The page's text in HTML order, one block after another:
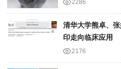
2286
清华大学熊卓、
印走向临床应用
2176